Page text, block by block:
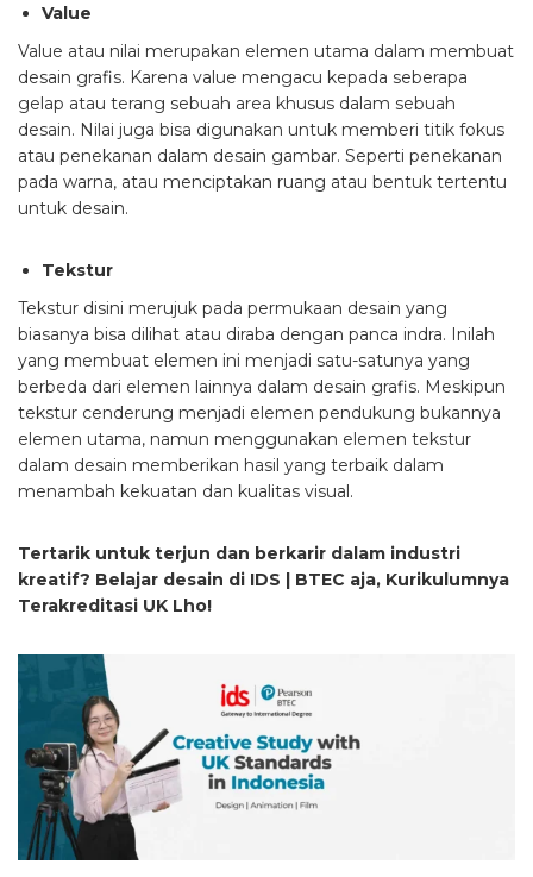
Value
Value atau nilai merupakan elemen utama dalam membuat
desain grafis. Karena value mengacu kepada seberapa
gelap atau terang sebuah area khusus dalam sebuah
desain. Nilai juga bisa digunakan untuk memberi titik fokus
atau penekanan dalam desain gambar. Seperti penekanan
pada warna, atau menciptakan ruang atau bentuk tertentu
untuk desain.
Tekstur
Tekstur disini merujuk pada permukaan desain yang
biasanya bisa dilihat atau diraba dengan panca indra. Inilah
yang membuat elemen ini menjadi satu-satunya yang
berbeda dari elemen lainnya dalam desain grafis. Meskipun
tekstur cenderung menjadi elemen pendukung bukannya
elemen utama, namun menggunakan elemen tekstur
dalam desain memberikan hasil yang terbaik dalam
menambah kekuatan dan kualitas visual.
Tertarik untuk terjun dan berkarir dalam industri
kreatif? Belajar desain di IDS | BTEC aja, Kurikulumnya
Terakreditasi UK Lho!